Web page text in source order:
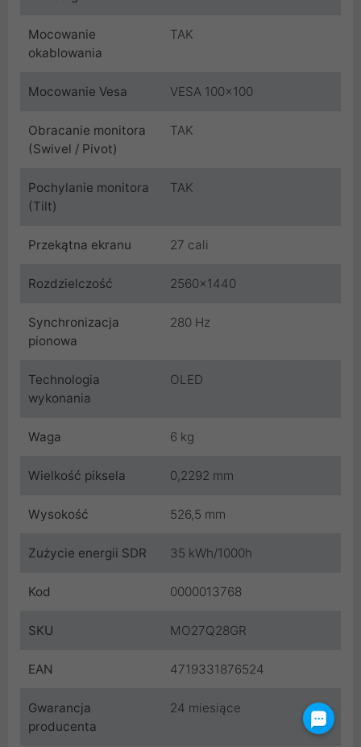
Mocowanie
okablowania
TAK
Mocowanie Vesa VESA 100x100
Obracanie monitora
(Swivel / Pivot)
TAK
Pochylanie monitora
(Tilt)
TAK
Przekątna ekranu 27 cali
Rozdzielczość 2560x1440
Synchronizacja
pionowa
280 Hz
Technologia
wykonania
OLED
Waga 6 kg
Wielkość piksela 0,2292 mm
Wysokość 526,5 mm
Zużycie energii SDR 35 kWh/1000h
Kod 0000013768
SKU MO27Q28GR
EAN 4719331876524
Gwarancja
producenta
24 miesiące